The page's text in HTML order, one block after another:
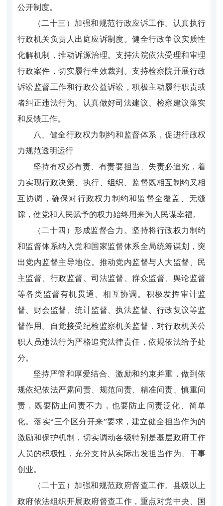
公开制度。
（二十三）加强和规范行政应诉工作。认真执行
行政机关负责人出庭应诉制度。健全行政争议实质性
化解机制，推动诉源治理。支持法院依法受理和审理
行政案件，切实履行生效裁判。支持检察院开展行政
诉讼监督工作和行政公益诉讼，积极主动履行职责或
者纠正违法行为。认真做好司法建议、检察建议落实
和反馈工作。
八、健全行政权力制约和监督体系，促进行政权
力规范透明运行
坚持有权必有责、有责要担当、失责必追究，着
力实现行政决策、执行、组织、监督既相互制约又相
互协调，确保对行政权力制约和监督全覆盖、无缝
隙，使党和人民赋予的权力始终用来为人民谋幸福。
（二十四）形成监督合力。坚持将行政权力制约
和监督体系纳入党和国家监督体系全局统筹谋划，突
出党内监督主导地位。推动党内监督与人大监督、民
主监督、行政监督、司法监督、群众监督、舆论监督
等各类监督有机贯通、相互协调。积极发挥审计监
督、财会监督、统计监督、执法监督、行政复议等监
督作用。自觉接受纪检监察机关监督，对行政机关公
职人员违法行为严格追究法律责任，依规依法给予处
分。
坚持严管和厚爱结合、激励和约束并重，做到依
规依纪依法严肃问责、规范问责、精准问责、慎重问
责，既要防止问责不力，也要防止问责泛化、简单
化。落实“三个区分开来”要求，建立健全担当作为的
激励和保护机制，切实调动各级特别是基层政府工作
人员的积极性，充分支持从实际出发担当作为、干事
创业。
（二十五）加强和规范政府督查工作。县级以上
政府依法组织开展政府督查工作，重点对党中央、国